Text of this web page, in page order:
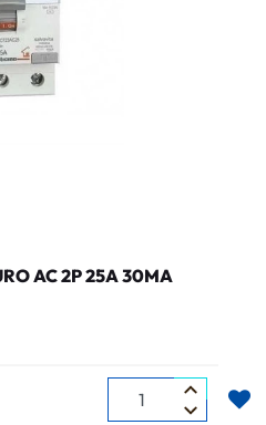
AC 2P 25A 30MA